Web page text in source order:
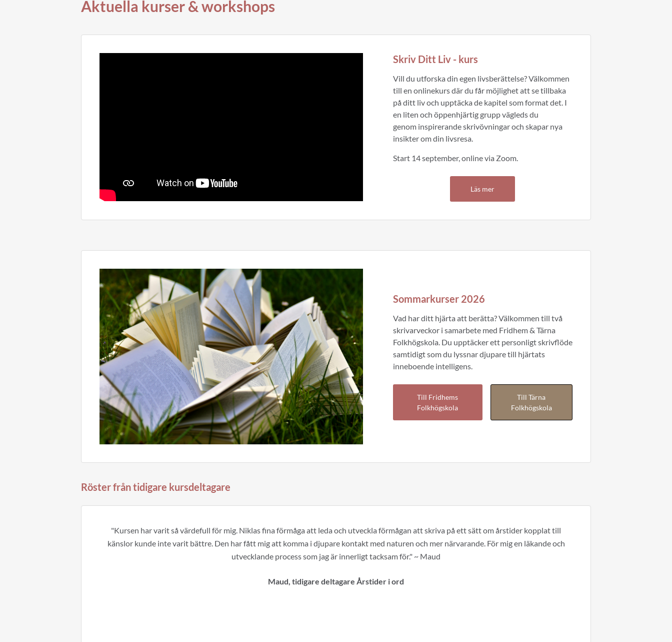
Aktuella kurser & workshops
Skriv Ditt Liv - kurs
Vill du utforska din egen livsberättelse?Välkommen
till en onlinekurs där du får möjlighet att se tillbaka
på ditt liv och upptäcka de kapitel som format det. I
en liten och öppenhjärtig grupp vägleds du
genom inspirerande skrivövningar och skapar nya
insikter om din livsresa.
Start 14 september, online via Zoom.
Läs mer
Sommarkurser 2026
Vad har ditt hjärta att berätta? Välkommen till två
skrivarveckor i samarbete med Fridhem & Tärna
Folkhögskola. Du upptäcker ett personligt skrivflöde
samtidigt som du lyssnar djupare till hjärtats
inneboende intelligens.
Till Fridhems
Folkhögskola
Till Tärna
Folkhögskola
Röster från tidigare kursdeltagare
"Kursen har varit så värdefull för mig. Niklas fina förmåga att leda och utveckla förmågan att skriva på ett sätt om årstider kopplat till
känslor kunde inte varit bättre. Den har fått mig att komma i djupare kontakt med naturen och mer närvarande. För mig en läkande och
utvecklande process som jag är innerligt tacksam för." ~ Maud
Maud, tidigare deltagare Årstider i ord